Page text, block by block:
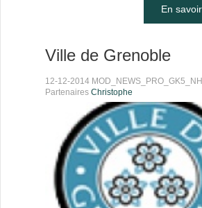
En
Ville de Grenoble
12-12-2014
Partenaires Christophe